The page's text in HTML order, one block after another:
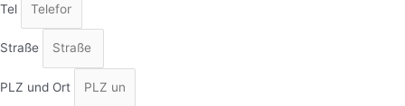
Tel
Straße
PLZ und Ort